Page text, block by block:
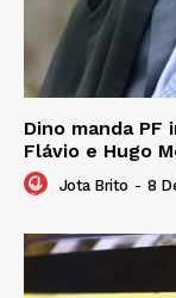
Dino manda
Flávio e Hugo
Jota Brito - 8